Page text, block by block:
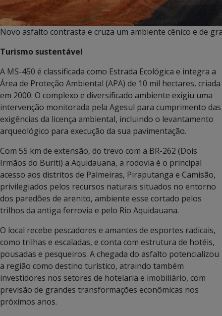
Novo asfalto contrasta e cruza um ambiente cênico e de
Turismo sustentável
A MS-450 é classificada como Estrada Ecológica e integra a
Área de Proteção Ambiental (APA) de 10 mil hectares, criada
em 2000. O complexo e diversificado ambiente exigiu uma
intervenção monitorada pela Agesul para cumprimento das
exigências da licença ambiental, incluindo o levantamento
arqueológico para execução da sua pavimentação.
Com 55 km de extensão, do trevo com a BR-262 (Dois
Irmãos do Buriti) a Aquidauana, a rodovia é o principal
acesso aos distritos de Palmeiras, Piraputanga e Camisão,
privilegiados pelos recursos naturais situados no entorno
dos paredões de arenito, ambiente esse cortado pelos
trilhos da antiga ferrovia e pelo Rio Aquidauana.
O local recebe pescadores e amantes de esportes radicais,
como trilhas e escaladas, e conta com estrutura de hotéis,
pousadas e pesqueiros. A chegada do asfalto potencializou
a região como destino turístico, atraindo também
investidores nos setores de hotelaria e imobiliário, com
previsão de grandes transformações econômicas nos
próximos anos.